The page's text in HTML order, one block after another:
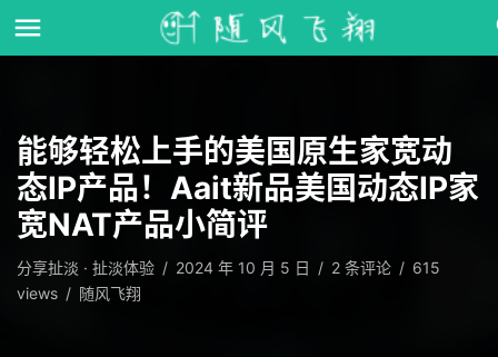
能够轻松上手的美国原生家宽动
态IP产品！Aait新品美国动态IP家
宽NAT产品小简评
分享扯淡 · 扯淡体验 / 2024 年 10 月 5 日 / 2 条评论 / 615
views / 随风飞翔